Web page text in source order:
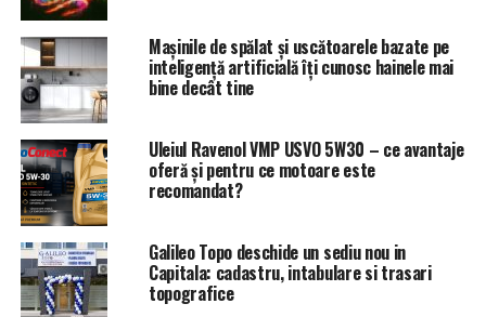
Mașinile de spălat și uscătoarele bazate pe
inteligență artificială îți cunosc hainele mai
bine decât tine
Uleiul Ravenol VMP USVO 5W30 – ce avantaje
oferă și pentru ce motoare este
recomandat?
Galileo Topo deschide un sediu nou in
Capitala: cadastru, intabulare si trasari
topografice